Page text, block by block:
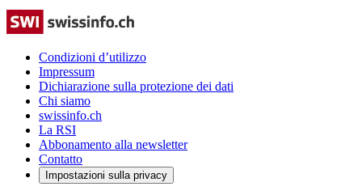
Condizioni d’utilizzo
Impressum
Dichiarazione sulla protezione dei dati
Chi siamo
swissinfo.ch
La RSI
Abbonamento alla newsletter
Contatto
Impostazioni sulla privacy